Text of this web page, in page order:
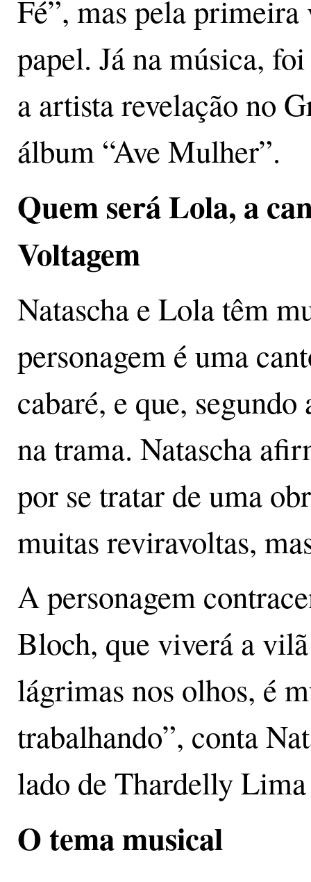
Fé”, mas pela primeira
papel. Já na música,
a artista revelação no
álbum “Ave Mulher”.
Quem será Lola, a
Voltagem
Natascha e Lola têm
personagem é uma
cabaré, e que,
na trama. Natascha
por se tratar de uma
muitas reviravoltas,
A personagem
Bloch, que viverá a
lágrimas nos olhos, é
trabalhando”, conta
lado de Thardelly
O tema musical